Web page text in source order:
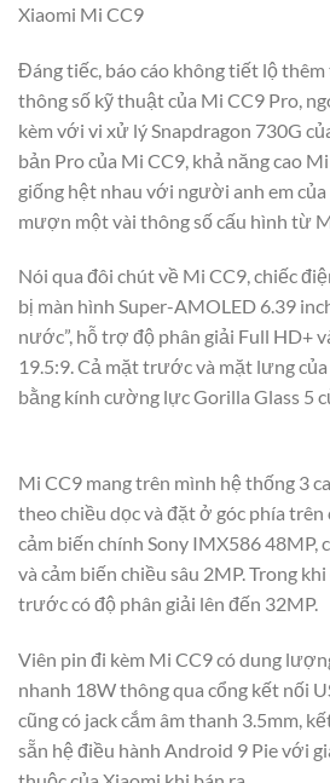
Xiaomi Mi CC9
Đáng tiếc, báo cáo không tiết lộ
thông số kỹ thuật của Mi CC9 Pro,
kèm với vi xử lý Snapdragon 730G
bản Pro của Mi CC9, khả năng cao
giống hệt nhau với người anh em
mượn một vài thông số cấu hình từ
Nói qua đôi chút về Mi CC9, chiếc
bị màn hình Super-AMOLED 6.39
nước”, hỗ trợ độ phân giải Full HD+
19.5:9. Cả mặt trước và mặt lưng
bằng kính cường lực Gorilla Glass 5
Mi CC9 mang trên mình hệ thống 3
theo chiều dọc và đặt ở góc phía trên
cảm biến chính Sony IMX586 48MP,
và cảm biến chiều sâu 2MP. Trong
trước có độ phân giải lên đến 32MP.
Viên pin đi kèm Mi CC9 có dung
nhanh 18W thông qua cổng kết nối
cũng có jack cắm âm thanh 3.5mm,
sẵn hệ điều hành Android 9 Pie với